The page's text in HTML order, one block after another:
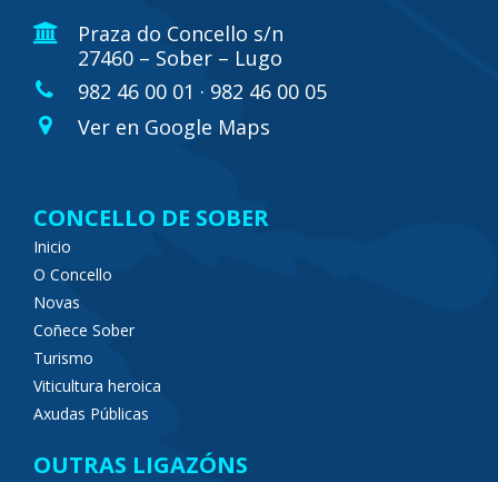
Praza do Concello s/n
27460 – Sober – Lugo
982 46 00 01 · 982 46 00 05
Ver en Google Maps
CONCELLO DE SOBER
Inicio
O Concello
Novas
Coñece Sober
Turismo
Viticultura heroica
Axudas Públicas
OUTRAS LIGAZÓNS